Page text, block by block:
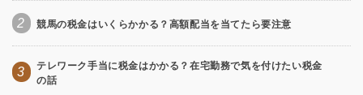
2 競馬の税金はいくらかかる？高額配当を当てたら要注意
3
テレワーク手当に税金はかかる？在宅勤務で気を付けたい税金
の話